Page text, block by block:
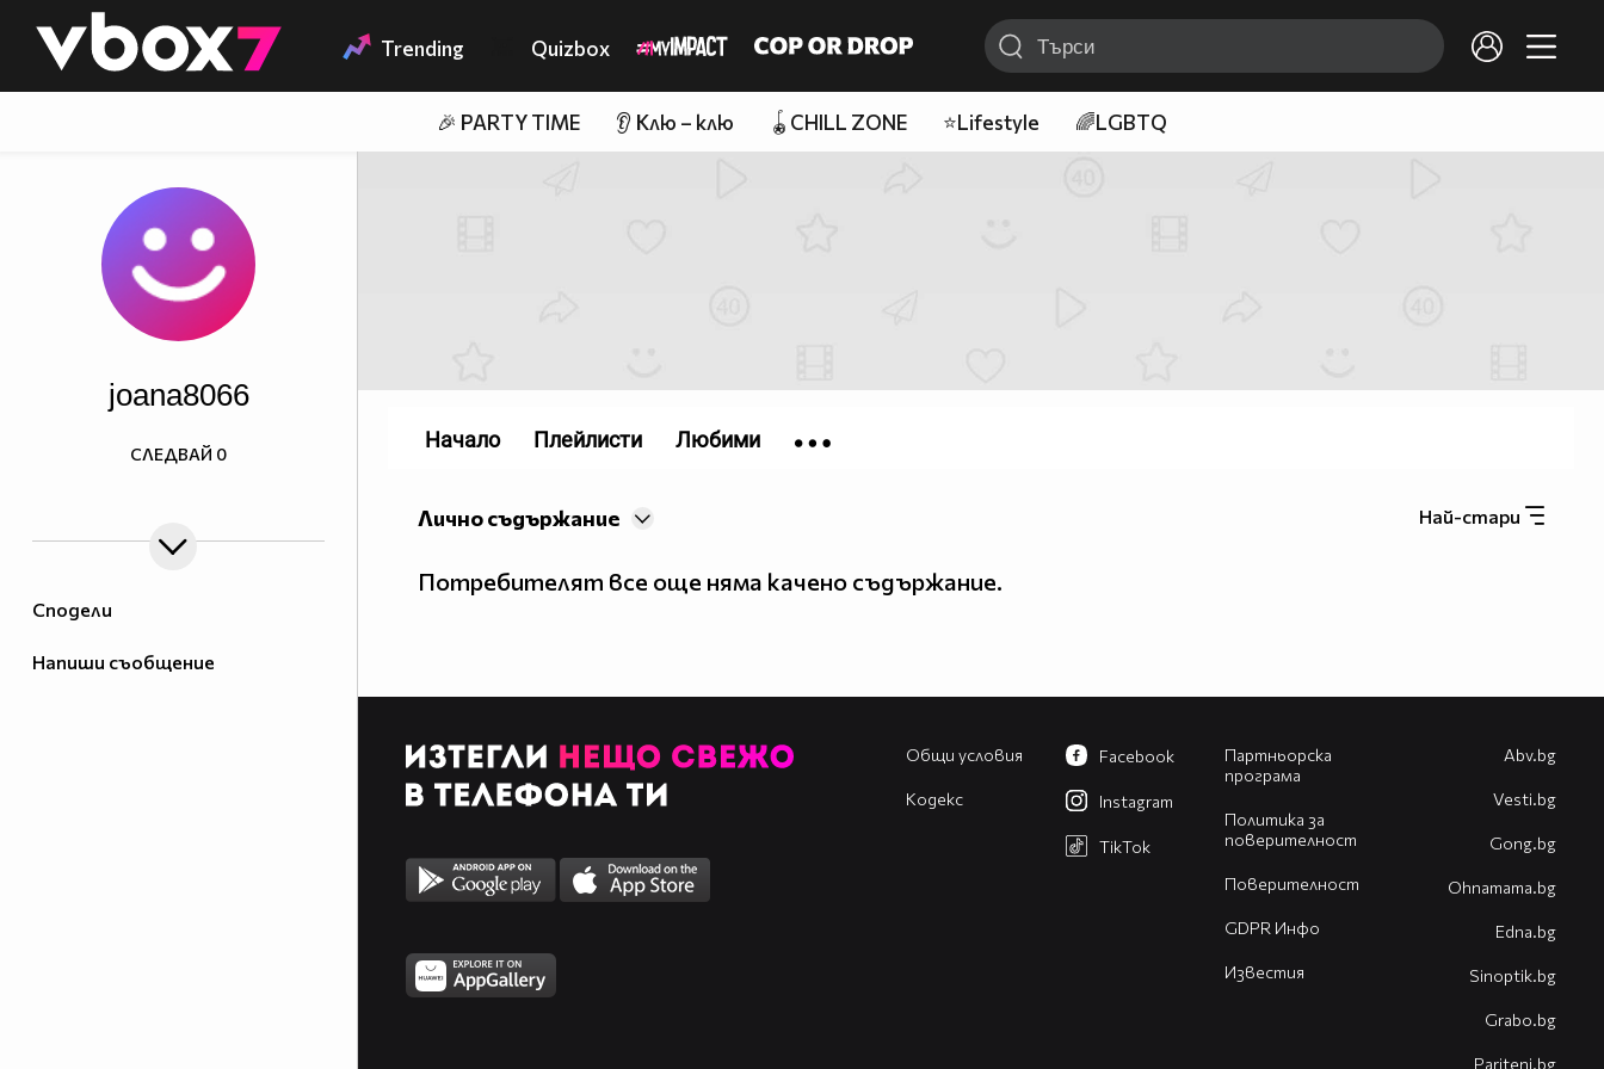
👾 Trending Quizbox
🎉 PARTY TIME 👂 Клю – клю 🪀CHILL ZONE ⭐Lifestyle 🌈LGBTQ
Сподели
Напиши съобщение
joana8066
СЛЕДВАЙ 0
Най-стари
Лично съдържание
Потребителят все още няма качено съдържание.
Начало Плейлисти Любими
Общи условия
Кодекс
Партньорска
програма
Политика за
поверителност
Поверителност
GDPR Инфо
Известия
Facebook
Instagram
TikTok
Abv.bg
Vesti.bg
Gong.bg
Оhnamama.bg
Edna.bg
Sinoptik.bg
Grabo.bg
Pariteni.bg